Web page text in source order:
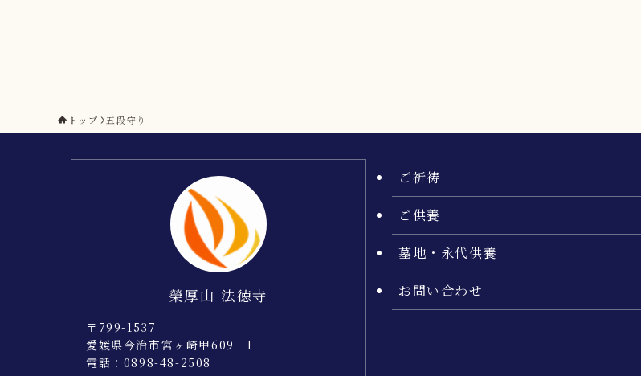
トップ 五段守り
榮厚山 法徳寺
〒799-1537
愛媛県今治市宮ヶ崎甲609－1
電話：0898-48-2508
ご祈祷
ご供養
墓地・永代供養
お問い合わせ